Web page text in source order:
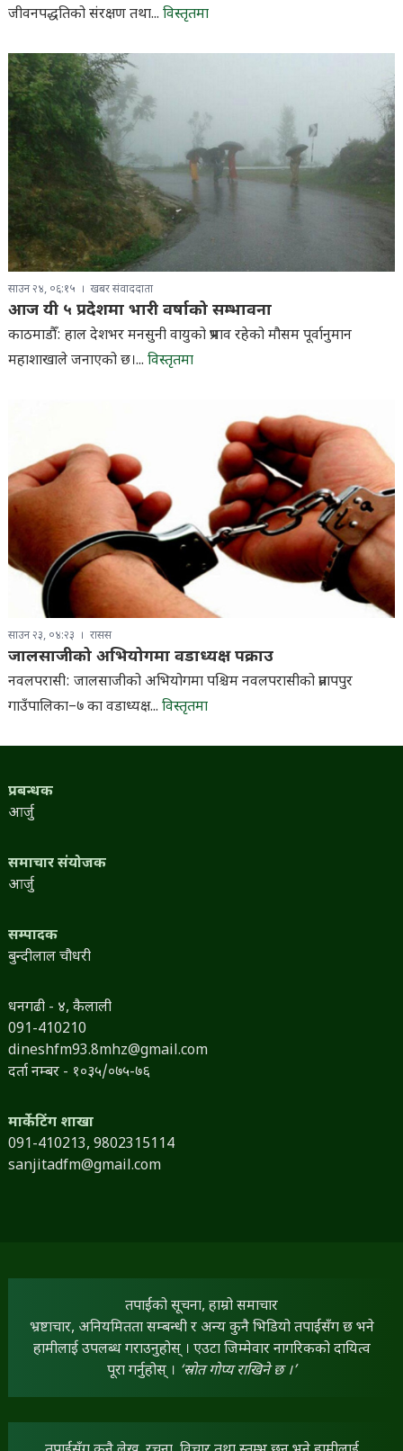
जीवनपद्धतिको संरक्षण तथा... विस्तृतमा
साउन २४, ०६:१५ खबर संवाददाता
आज यी ५ प्रदेशमा भारी वर्षाको सम्भावना
काठमाडौँ: हाल देशभर मनसुनी वायुको प्रभाव रहेको मौसम पूर्वानुमान
महाशाखाले जनाएको छ।... विस्तृतमा
साउन २३, ०४:२३ रासस
जालसाजीको अभियोगमा वडाध्यक्ष पक्राउ
नवलपरासी: जालसाजीको अभियोगमा पश्चिम नवलपरासीको प्रतापपुर
गाउँपालिका–७ का वडाध्यक्ष... विस्तृतमा
प्रबन्धक
आर्जु
समाचार संयोजक
आर्जु
सम्पादक
बुन्दीलाल चौधरी
धनगढी - ४, कैलाली
091-410210
dineshfm93.8mhz@gmail.com
दर्ता नम्बर - १०३५/०७५-७६
मार्केटिंग शाखा
091-410213, 9802315114
sanjitadfm@gmail.com
तपाईंको सूचना, हाम्रो समाचार
भ्रष्टाचार, अनियमितता सम्बन्धी र अन्य कुनै भिडियो तपाईंसँग छ भने
हामीलाई उपलब्ध गराउनुहोस् । एउटा जिम्मेवार नागरिकको दायित्व
पूरा गर्नुहोस् । ‘स्रोत गोप्य राखिने छ ।’